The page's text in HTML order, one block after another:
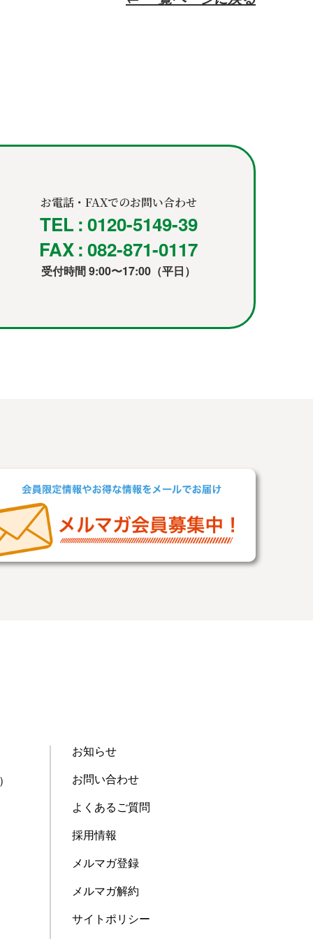
お電話・FAXでのお問い合わせ
TEL : 0120-5149-39
FAX : 082-871-0117
受付時間 9:00〜17:00（平日）
お知らせ
お問い合わせ
よくあるご質問
採用情報
メルマガ登録
メルマガ解約
サイトポリシー